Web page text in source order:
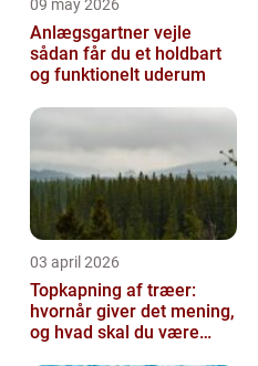
09 may 2026
Anlægsgartner vejle
sådan får du et holdbart
og funktionelt uderum
03 april 2026
Topkapning af træer:
hvornår giver det mening,
og hvad skal du være